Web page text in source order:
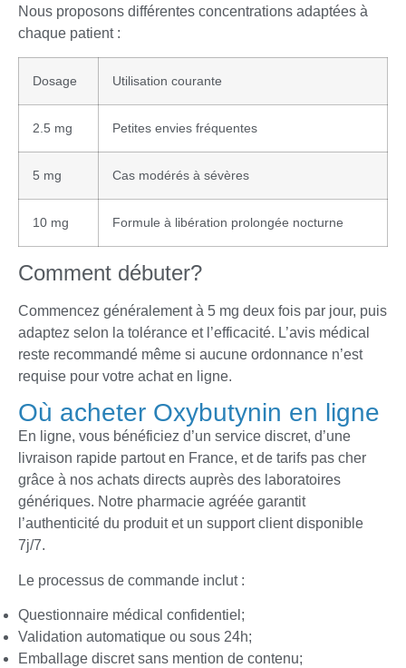
Nous proposons différentes concentrations adaptées à
chaque patient :
Dosage Utilisation courante
2.5 mg Petites envies fréquentes
5 mg Cas modérés à sévères
10 mg Formule à libération prolongée nocturne
Comment débuter?
Commencez généralement à 5 mg deux fois par jour, puis
adaptez selon la tolérance et l’efficacité. L’avis médical
reste recommandé même si aucune ordonnance n’est
requise pour votre achat en ligne.
Où acheter Oxybutynin en ligne
En ligne, vous bénéficiez d’un service discret, d’une
livraison rapide partout en France, et de tarifs pas cher
grâce à nos achats directs auprès des laboratoires
génériques. Notre pharmacie agréée garantit
l’authenticité du produit et un support client disponible
7j/7.
Le processus de commande inclut :
Questionnaire médical confidentiel;
Validation automatique ou sous 24h;
Emballage discret sans mention de contenu;